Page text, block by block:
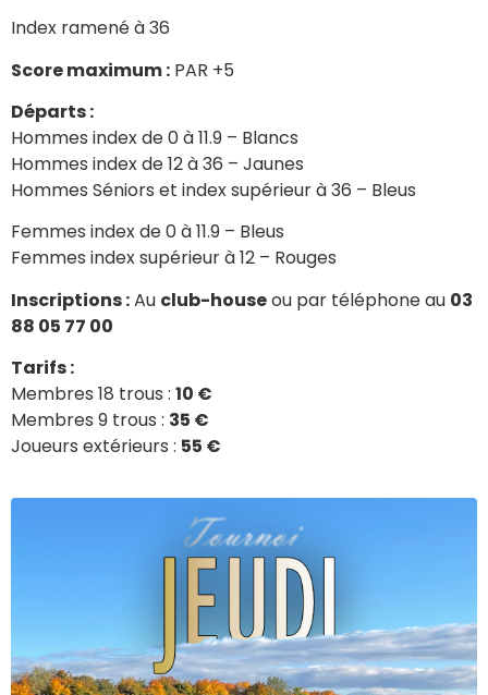
Index ramené à 36
Score maximum : PAR +5
Départs :
Hommes index de 0 à 11.9 – Blancs
Hommes index de 12 à 36 – Jaunes
Hommes Séniors et index supérieur à 36 – Bleus
Femmes index de 0 à 11.9 – Bleus
Femmes index supérieur à 12 – Rouges
Inscriptions :Au club-houseou par téléphone au 03
88 05 77 00
Tarifs :
Membres 18 trous : 10 €
Membres 9 trous : 35 €
Joueurs extérieurs : 55 €